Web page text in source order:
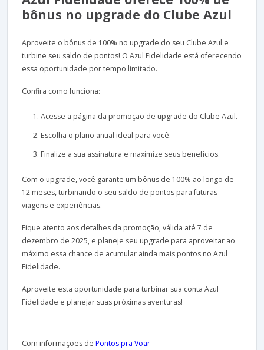
bônus no upgrade do Clube Azul
Aproveite o bônus de 100% no upgrade do seu Clube Azul e
turbine seu saldo de pontos! O Azul Fidelidade está oferecendo
essa oportunidade por tempo limitado.
Confira como funciona:
Acesse a página da promoção de upgrade do Clube Azul.
Escolha o plano anual ideal para você.
Finalize a sua assinatura e maximize seus benefícios.
Com o upgrade, você garante um bônus de 100% ao longo de
12 meses, turbinando o seu saldo de pontos para futuras
viagens e experiências.
Fique atento aos detalhes da promoção, válida até 7 de
dezembro de 2025, e planeje seu upgrade para aproveitar ao
máximo essa chance de acumular ainda mais pontos no Azul
Fidelidade.
Aproveite esta oportunidade para turbinar sua conta Azul
Fidelidade e planejar suas próximas aventuras!
Com informações de Pontos pra Voar